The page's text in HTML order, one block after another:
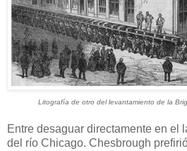
Litografía de otro del levantamiento de la
Entre desaguar directamente en el
del río Chicago. Chesbrough